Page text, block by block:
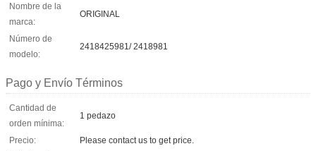
Nombre de la
marca:
ORIGINAL
Número de
modelo:
2418425981/ 2418981
Pago y Envío Términos
Cantidad de
orden mínima:
1 pedazo
Precio:
Please contact us to get price.